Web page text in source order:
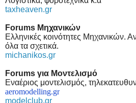
taxheaven.gr
Forums Μηχανικών
Ελληνικές κοινότητες Μηχανικών.
όλα τα σχετικά.
michanikos.gr
Forums για Μοντελισμό
Εναέριος μοντελισμός,
aeromodelling.gr
modelclub.gr